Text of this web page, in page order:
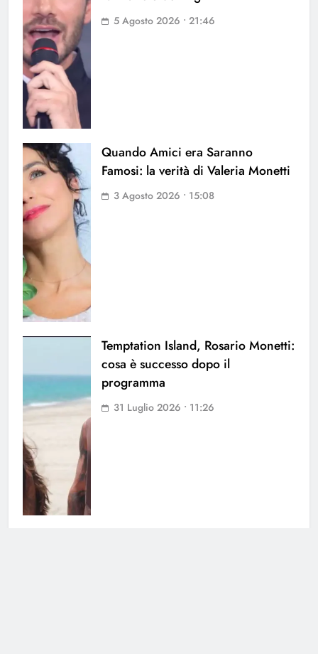
5 Agosto 2026 • 21:46
Quando Amici era Saranno
Famosi: la verità di Valeria Monetti
3 Agosto 2026 • 15:08
Temptation Island, Rosario Monetti:
cosa è successo dopo il
programma
31 Luglio 2026 • 11:26